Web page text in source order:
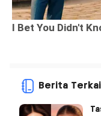
Berita